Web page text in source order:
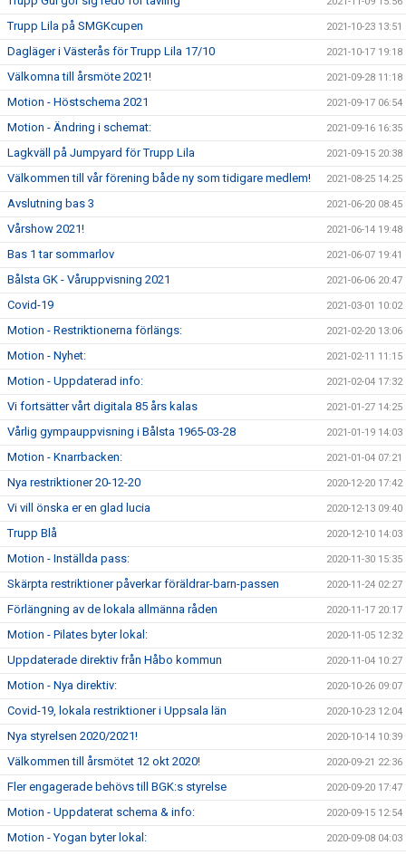
Trupp Lila på SMGKcupen 2021-10-23 13:51
Dagläger i Västerås för Trupp Lila 17/10 2021-10-17 19:18
Välkomna till årsmöte 2021! 2021-09-28 11:18
Motion - Höstschema 2021 2021-09-17 06:54
Motion - Ändring i schemat: 2021-09-16 16:35
Lagkväll på Jumpyard för Trupp Lila 2021-09-15 20:38
Välkommen till vår förening både ny som tidigare medlem! 2021-08-25 14:25
Avslutning bas 3 2021-06-20 08:45
Vårshow 2021! 2021-06-14 19:48
Bas 1 tar sommarlov 2021-06-07 19:41
Bålsta GK - Våruppvisning 2021 2021-06-06 20:47
Covid-19 2021-03-01 10:02
Motion - Restriktionerna förlängs: 2021-02-20 13:06
Motion - Nyhet: 2021-02-11 11:15
Motion - Uppdaterad info: 2021-02-04 17:32
Vi fortsätter vårt digitala 85 års kalas 2021-01-27 14:25
Vårlig gympauppvisning i Bålsta 1965-03-28 2021-01-19 14:03
Motion - Knarrbacken: 2021-01-04 07:21
Nya restriktioner 20-12-20 2020-12-20 17:42
Vi vill önska er en glad lucia 2020-12-13 09:40
Trupp Blå 2020-12-10 14:03
Motion - Inställda pass: 2020-11-30 15:35
Skärpta restriktioner påverkar föräldrar-barn-passen 2020-11-24 02:27
Förlängning av de lokala allmänna råden 2020-11-17 20:17
Motion - Pilates byter lokal: 2020-11-05 12:32
Uppdaterade direktiv från Håbo kommun 2020-11-04 10:27
Motion - Nya direktiv: 2020-10-26 09:07
Covid-19, lokala restriktioner i Uppsala län 2020-10-23 12:04
Nya styrelsen 2020/2021! 2020-10-14 10:39
Välkommen till årsmötet 12 okt 2020! 2020-09-21 22:36
Fler engagerade behövs till BGK:s styrelse 2020-09-20 17:47
Motion - Uppdaterat schema & info: 2020-09-15 12:54
Motion - Yogan byter lokal: 2020-09-08 04:03